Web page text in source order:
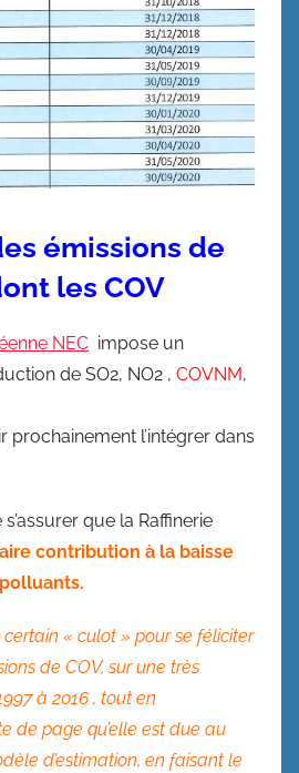
émissions de
les COV
NEC impose un
de SO2, NO2 , COVNM,
prochainement l’intégrer dans
que la Raffinerie
contribution à la baisse
certain « culot » pour se féliciter
de COV, sur une très
à 2016 , tout en
de page qu’elle est due au
d’estimation, en faisant le